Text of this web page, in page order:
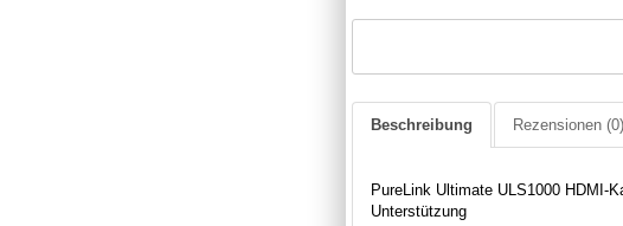
Beschreibung Rezensionen (0)
PureLink Ultimate ULS1000 HDMI-
Unterstützung